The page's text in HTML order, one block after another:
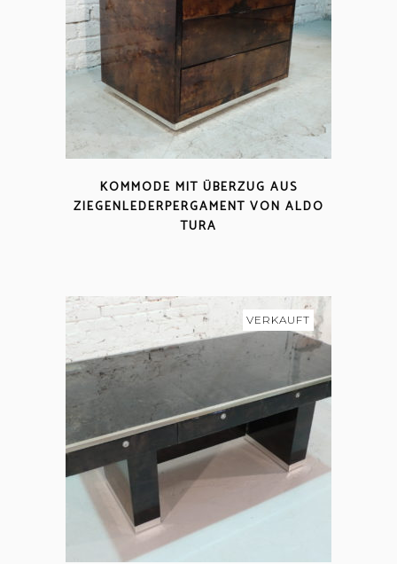
KOMMODE MIT ÜBERZUG AUS
ZIEGENLEDERPERGAMENT VON ALDO
TURA
VERKAUFT